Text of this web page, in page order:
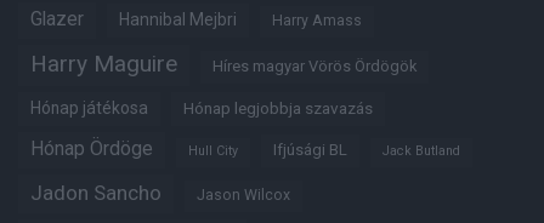
Glazer Hannibal Mejbri Harry Amass
Harry Maguire Híres magyar Vörös Ördögök
Hónap játékosa Hónap legjobbja szavazás
Hónap Ördöge Hull City Ifjúsági BL Jack Butland
Jadon Sancho Jason Wilcox